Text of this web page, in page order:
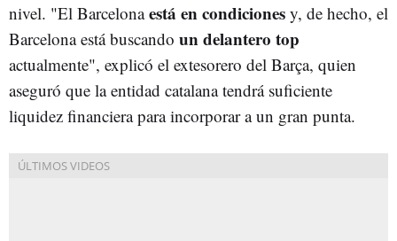
nivel. "El Barcelonaestá en condiciones y, de hecho, el
Barcelona está buscando un delantero top
actualmente", explicó el extesorero del Barça, quien
aseguró que la entidad catalana tendrá suficiente
liquidez financiera para incorporar a un gran punta.